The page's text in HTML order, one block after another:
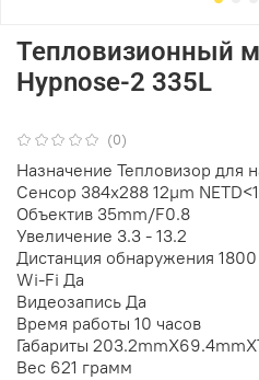
(0)
Тепловизионный
Hypnose-2 335L
Назначение Тепловизор для
Сенсор 384x288 12µm
Объектив 35mm/F0.8
Увеличение 3.3 - 13.2
Дистанция обнаружения
Wi-Fi Да
Видеозапись Да
Время работы 10 часов
Габариты
Вес 621 грамм